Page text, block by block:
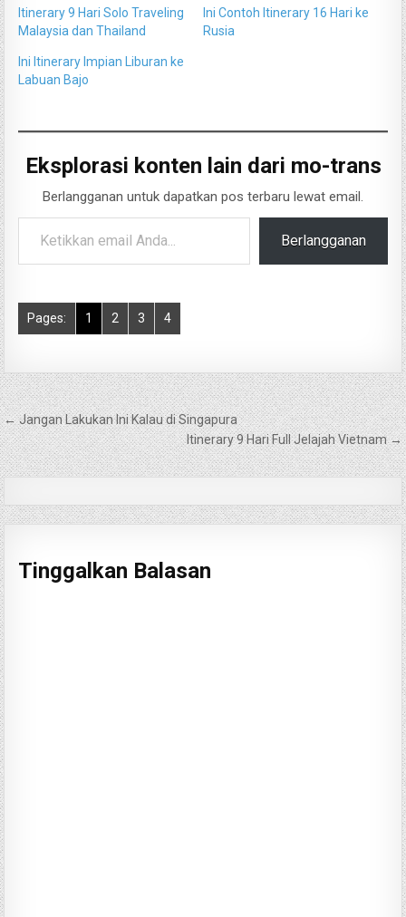
Itinerary 9 Hari Solo Traveling
Malaysia dan Thailand
Ini Contoh Itinerary 16 Hari ke
Rusia
Ini Itinerary Impian Liburan ke
Labuan Bajo
Eksplorasi konten lain dari mo-trans
Berlangganan untuk dapatkan pos terbaru lewat email.
Ketikkan email Anda...
Berlangganan
Pages: 1 2 3 4
Navigasi
pos
← Jangan Lakukan Ini Kalau di Singapura
Itinerary 9 Hari Full Jelajah Vietnam →
Tinggalkan Balasan